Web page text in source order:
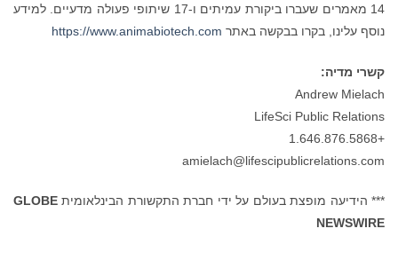
14 מאמרים שעברו ביקורת עמיתים ו-17 שיתופי פעולה מדעיים. למידע
נוסף עלינו, בקרו בבקשה באתר https://www.animabiotech.com
קשרי מדיה:
Andrew Mielach
LifeSci Public Relations
+1.646.876.5868
amielach@lifescipublicrelations.com
*** הידיעה מופצת בעולם על ידי חברת התקשורת הבינלאומית GLOBE
NEWSWIRE